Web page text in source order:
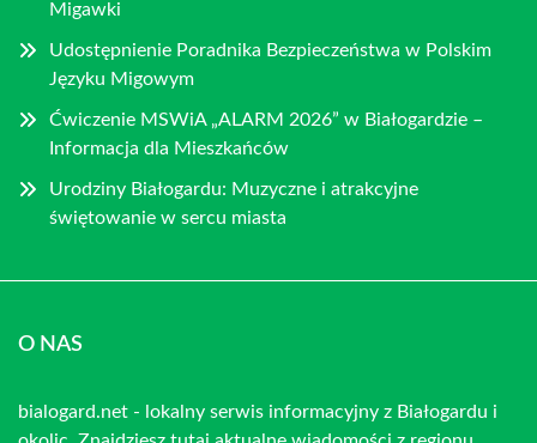
Migawki
Udostępnienie Poradnika Bezpieczeństwa w Polskim
Języku Migowym
Ćwiczenie MSWiA „ALARM 2026” w Białogardzie –
Informacja dla Mieszkańców
Urodziny Białogardu: Muzyczne i atrakcyjne
świętowanie w sercu miasta
O NAS
bialogard.net - lokalny serwis informacyjny z Białogardu i